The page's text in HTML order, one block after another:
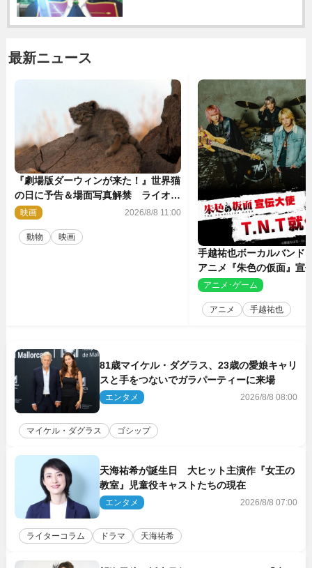
最新ニュース
『劇場版ダーウィンが来た！』世界猫
の日に予告＆場面写真解禁 ライオン
やマヌルネコの赤ちゃんが大集合
映画 2026/8/8 11:00
動物 映画
手越祐也ボーカルバンド
アニメ『朱色の仮面』宣
決定
アニメ･ゲーム
アニメ 手越祐也
81歳マイケル・ダグラス、23歳の愛娘キャリ
スと手をつないでガラパーティーに来場
エンタメ 2026/8/8 08:00
マイケル・ダグラス ゴシップ
天海祐希が誕生日 大ヒット主演作『女王の
教室』児童役キャストたちの現在
エンタメ 2026/8/8 07:00
ライターコラム ドラマ 天海祐希